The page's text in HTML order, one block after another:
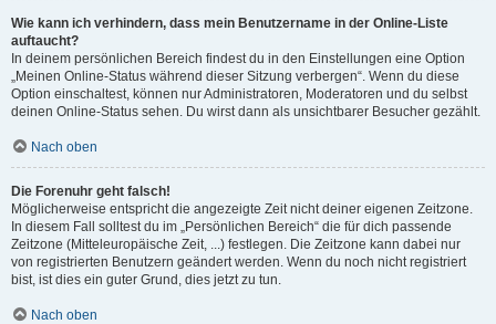
Wie kann ich verhindern, dass mein Benutzername in der Online-Liste
auftaucht?
In deinem persönlichen Bereich findest du in den Einstellungen eine Option
„Meinen Online-Status während dieser Sitzung verbergen“. Wenn du diese
Option einschaltest, können nur Administratoren, Moderatoren und du selbst
deinen Online-Status sehen. Du wirst dann als unsichtbarer Besucher gezählt.
Nach oben
Die Forenuhr geht falsch!
Möglicherweise entspricht die angezeigte Zeit nicht deiner eigenen Zeitzone.
In diesem Fall solltest du im „Persönlichen Bereich“ die für dich passende
Zeitzone (Mitteleuropäische Zeit, ...) festlegen. Die Zeitzone kann dabei nur
von registrierten Benutzern geändert werden. Wenn du noch nicht registriert
bist, ist dies ein guter Grund, dies jetzt zu tun.
Nach oben